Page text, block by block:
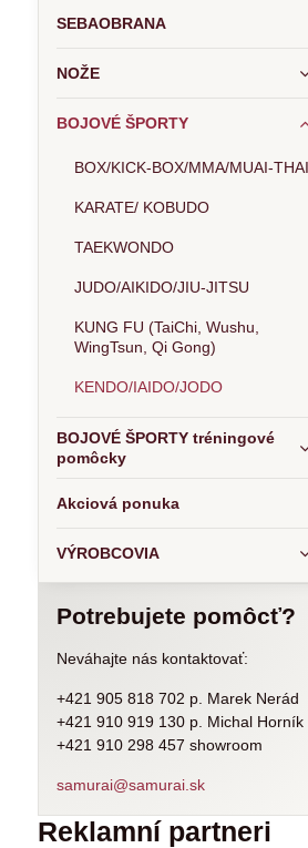
SEBAOBRANA
NOŽE
BOJOVÉ ŠPORTY
BOX/KICK-BOX/MMA/MUAI-THAI
KARATE/ KOBUDO
TAEKWONDO
JUDO/AIKIDO/JIU-JITSU
KUNG FU (TaiChi, Wushu,
WingTsun, Qi Gong)
KENDO/IAIDO/JODO
BOJOVÉ ŠPORTY tréningové
pomôcky
Akciová ponuka
VÝROBCOVIA
Potrebujete pomôcť?
Neváhajte nás kontaktovať:
+421 905 818 702 p. Marek Nerád
+421 910 919 130 p. Michal Horník
+421 910 298 457 showroom
samurai@samurai.sk
Reklamní partneri